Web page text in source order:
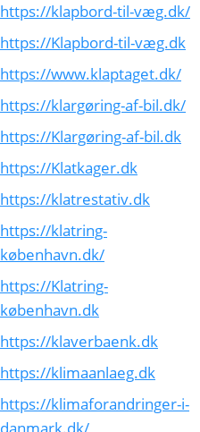
https://klapbord-til-væg.dk/
https://Klapbord-til-væg.dk
https://www.klaptaget.dk/
https://klargøring-af-bil.dk/
https://Klargøring-af-bil.dk
https://Klatkager.dk
https://klatrestativ.dk
https://klatring-
københavn.dk/
https://Klatring-
københavn.dk
https://klaverbaenk.dk
https://klimaanlaeg.dk
https://klimaforandringer-i-